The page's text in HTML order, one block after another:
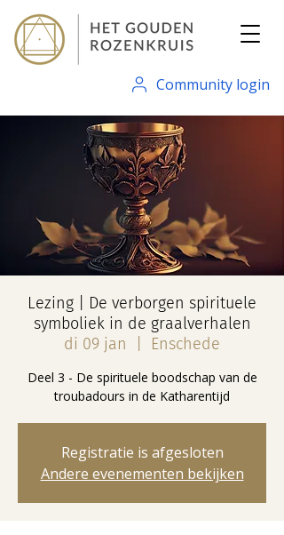
Community login
Lezing | De verborgen spirituele
symboliek in de graalverhalen
di 09 jan
Enschede
Deel 3 - De spirituele boodschap van de
troubadours in de Katharentijd
Registratie is afgesloten
Andere evenementen bekijken